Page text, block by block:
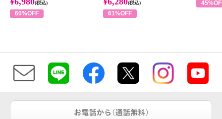
(税込)
60%OFF
(税込)
61%OFF